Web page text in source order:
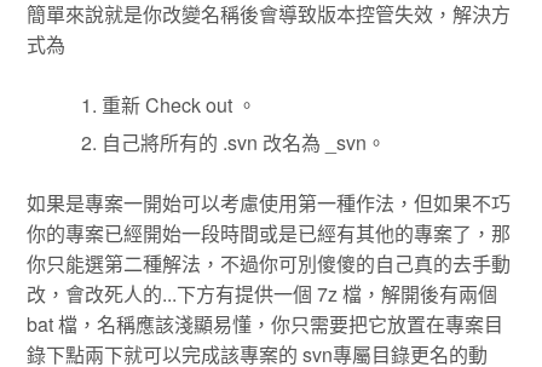
簡單來說就是你改變名稱後會導致版本控管失效，解決方
式為
重新 Check out 。
自己將所有的 .svn 改名為 _svn。
如果是專案一開始可以考慮使用第一種作法，但如果不巧
你的專案已經開始一段時間或是已經有其他的專案了，那
你只能選第二種解法，不過你可別傻傻的自己真的去手動
改，會改死人的...下方有提供一個 7z 檔，解開後有兩個
bat 檔，名稱應該淺顯易懂，你只需要把它放置在專案目
錄下點兩下就可以完成該專案的 svn專屬目錄更名的動